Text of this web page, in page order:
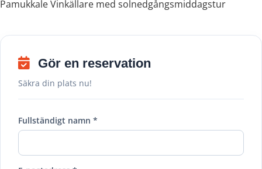
Pamukkale Vinkällare med solnedgångsmiddagstur
Gör en reservation
Säkra din plats nu!
Fullständigt namn *